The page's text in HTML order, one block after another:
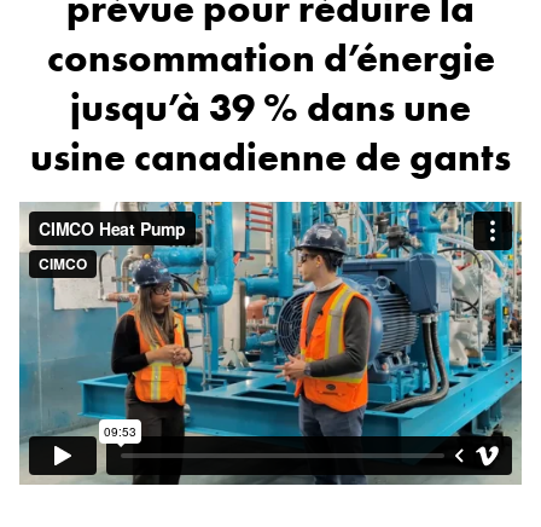
consommation d’énergie
jusqu’à 39 % dans une
usine canadienne de gants